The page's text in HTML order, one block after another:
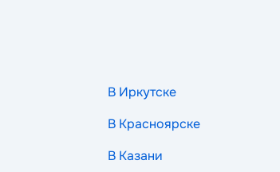
В Иркутске
В Красноярске
В Казани